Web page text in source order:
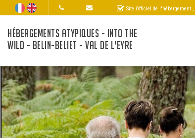
Site Officiel de l'hébergement
HÉBERGEMENTS ATYPIQUES - INTO THE
WILD - BELIN-BELIET - VAL DE L'EYRE